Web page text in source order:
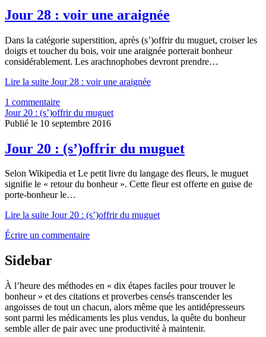
Jour 28 : voir une araignée
Dans la catégorie superstition, après (s’)offrir du muguet, croiser les
doigts et toucher du bois, voir une araignée porterait bonheur
considérablement. Les arachnophobes devront prendre…
Lire la suite Jour 28 : voir une araignée
1 commentaire
Jour 20 : (s’)offrir du muguet
Publié le 10 septembre 2016
Jour 20 : (s’)offrir du muguet
Selon Wikipedia et Le petit livre du langage des fleurs, le muguet
signifie le « retour du bonheur ». Cette fleur est offerte en guise de
porte-bonheur le…
Lire la suite Jour 20 : (s’)offrir du muguet
Écrire un commentaire
Sidebar
À l’heure des méthodes en « dix étapes faciles pour trouver le
bonheur » et des citations et proverbes censés transcender les
angoisses de tout un chacun, alors même que les antidépresseurs
sont parmi les médicaments les plus vendus, la quête du bonheur
semble aller de pair avec une productivité à maintenir.